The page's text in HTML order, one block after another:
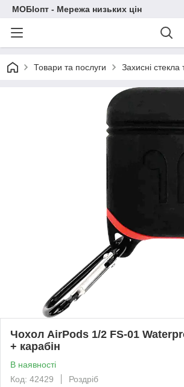
МОБІопт - Мережа низьких цін
Товари та послуги Захисні
Чохол AirPods 1/2 FS-01
+ карабін
В наявності
Код: 42429
Роздріб